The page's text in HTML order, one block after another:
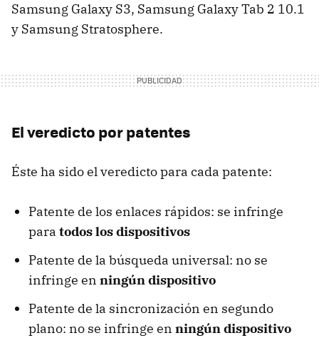
Samsung Galaxy S3, Samsung Galaxy Tab 2 10.1
y Samsung Stratosphere.
El veredicto por patentes
Éste ha sido el veredicto para cada patente:
Patente de los enlaces rápidos: se infringe
para todos los dispositivos
Patente de la búsqueda universal: no se
infringe en ningún dispositivo
Patente de la sincronización en segundo
plano: no se infringe en ningún dispositivo